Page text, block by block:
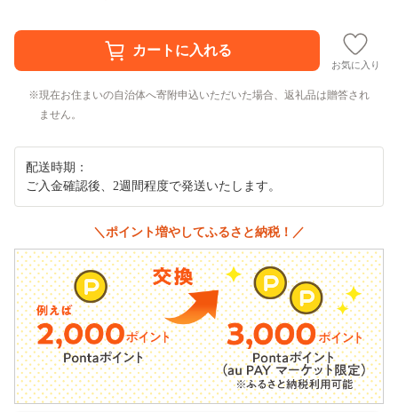
お気に入り
現在お住まいの自治体へ寄附申込いただいた場合、返礼品は贈答され
ません。
配送時期：
ご入金確認後、2週間程度で発送いたします。
＼ポイント増やしてふるさと納税！／